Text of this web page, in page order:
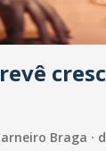
Braga